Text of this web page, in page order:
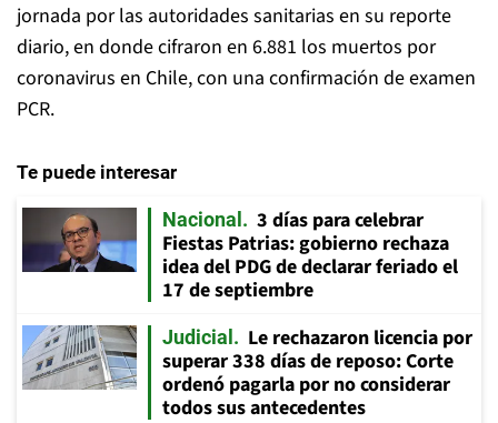
jornada por las autoridades sanitarias en su reporte
diario, en donde cifraron en 6.881 los muertos por
coronavirus en Chile, con una confirmación de examen
PCR.
Te puede interesar
Nacional
3 días para celebrar
Fiestas Patrias: gobierno rechaza
idea del PDG de declarar feriado el
17 de septiembre
Judicial
Le rechazaron licencia por
superar 338 días de reposo: Corte
ordenó pagarla por no considerar
todos sus antecedentes